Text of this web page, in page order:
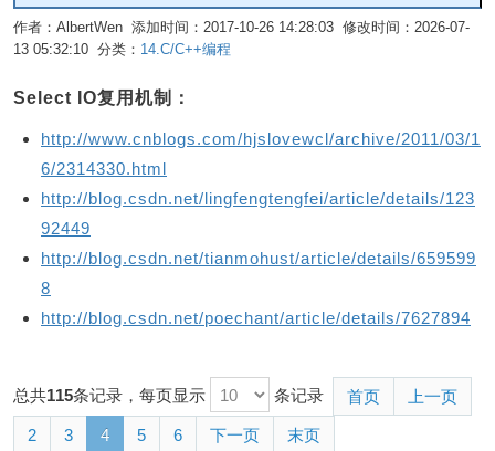
作者：AlbertWen 添加时间：2017-10-26 14:28:03 修改时间：2026-07-
13 05:32:10 分类： 14.C/C++编程
Select IO复用机制：
http://www.cnblogs.com/hjslovewcl/archive/2011/03/1
6/2314330.html
http://blog.csdn.net/lingfengtengfei/article/details/123
92449
http://blog.csdn.net/tianmohust/article/details/659599
8
http://blog.csdn.net/poechant/article/details/7627894
总共115条记录，每页显示 条记录 首页 上一页
2 3 4 5 6 下一页 末页